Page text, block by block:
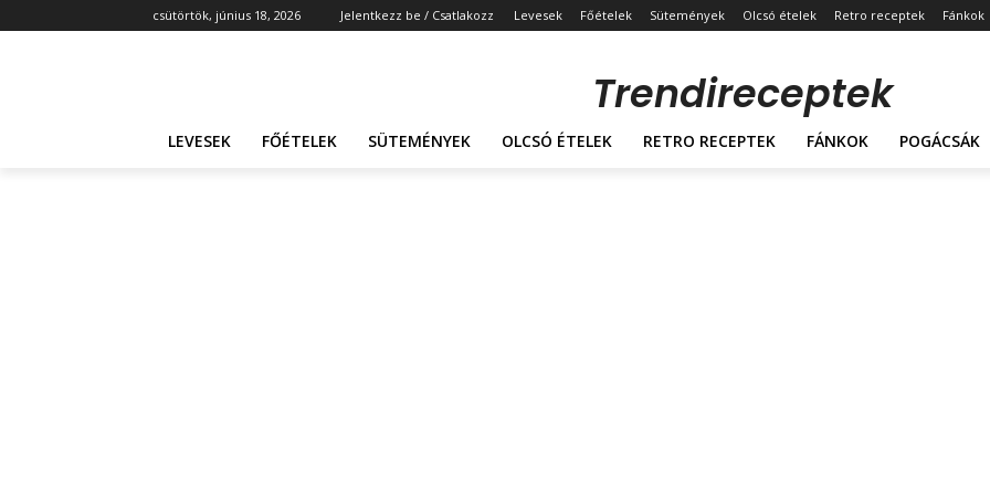
csütörtök, június 18, 2026 Jelentkezz be / Csatlakozz Levesek Főételek Sütemények Olcsó ételek Retro receptek Fánkok
Trendireceptek
LEVESEK FŐÉTELEK SÜTEMÉNYEK OLCSÓ ÉTELEK RETRO RECEPTEK FÁNKOK POGÁCSÁK